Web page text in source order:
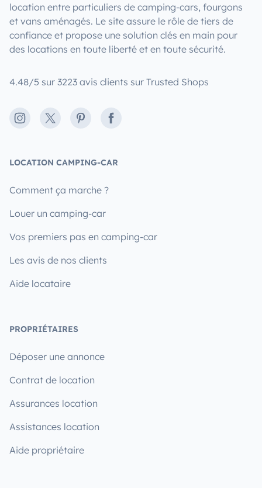
location entre particuliers de camping-cars, fourgons
et vans aménagés. Le site assure le rôle de tiers de
confiance et propose une solution clés en main pour
des locations en toute liberté et en toute sécurité.
4.48/5 sur 3223 avis clients sur Trusted Shops
Instagram
X PinterestFacebook
LOCATION CAMPING-CAR
Comment ça marche ?
Louer un camping-car
Vos premiers pas en camping-car
Les avis de nos clients
Aide locataire
PROPRIÉTAIRES
Déposer une annonce
Contrat de location
Assurances location
Assistances location
Aide propriétaire